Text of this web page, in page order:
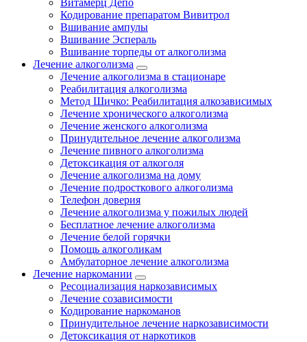
Витамерц Депо
Кодирование препаратом Вивитрол
Вшивание ампулы
Вшивание Эспераль
Вшивание торпеды от алкоголизма
Лечение алкоголизма
Лечение алкоголизма в стационаре
Реабилитация алкоголизма
Метод Шичко: Реабилитация алкозависимых
Лечение хронического алкоголизма
Лечение женского алкоголизма
Принудительное лечение алкоголизма
Лечение пивного алкоголизма
Детоксикация от алкоголя
Лечение алкоголизма на дому
Лечение подросткового алкоголизма
Телефон доверия
Лечение алкоголизма у пожилых людей
Бесплатное лечение алкоголизма
Лечение белой горячки
Помощь алкоголикам
Амбулаторное лечение алкоголизма
Лечение наркомании
Ресоциализация наркозависимых
Лечение созависимости
Кодирование наркоманов
Принудительное лечение наркозависимости
Детоксикация от наркотиков